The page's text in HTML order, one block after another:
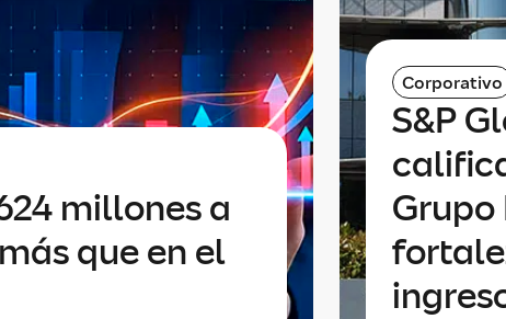
millones a
que en el
Corporativo
S&P